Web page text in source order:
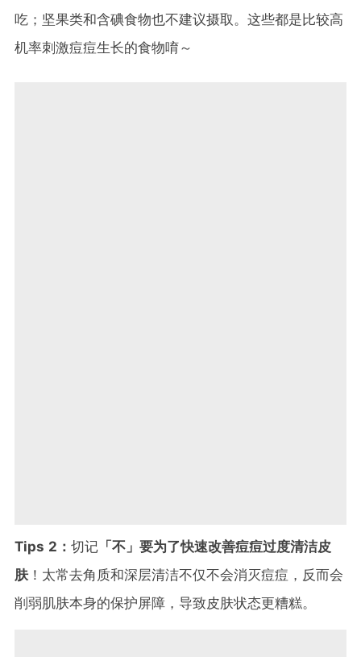
吃；坚果类和含碘食物也不建议摄取。这些都是比较高
机率刺激痘痘生长的食物唷～
Tips 2： 切记 「不」要为了快速改善痘痘过度清洁皮
肤！太常去角质和深层清洁不仅不会消灭痘痘，反而会
削弱肌肤本身的保护屏障，导致皮肤状态更糟糕。